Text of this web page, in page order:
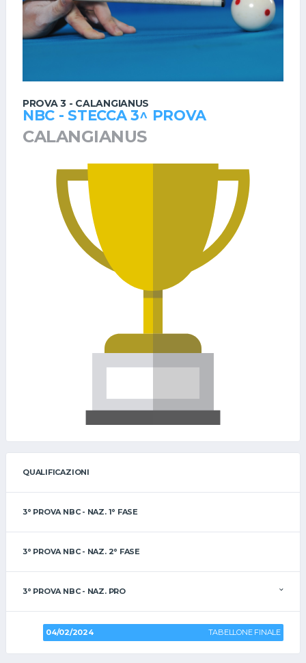
PROVA 3 - CALANGIANUS
NBC - STECCA 3^ PROVA
CALANGIANUS
QUALIFICAZIONI
3° PROVA NBC - NAZ. 1° FASE
3° PROVA NBC - NAZ. 2° FASE
3° PROVA NBC - NAZ. PRO
04/02/2024 TABELLONE FINALE